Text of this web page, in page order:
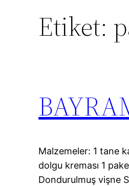
Etiket:
Malzemeler: 1 tane
dolgu kreması 1
Dondurulmuş vişne